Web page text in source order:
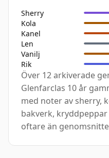
Sherry
Kola
Kanel
Len
Vanilj
Rik
Över 12 arkiverade
Glenfarclas 10 år
med noter av sherry,
bakverk,
oftare än